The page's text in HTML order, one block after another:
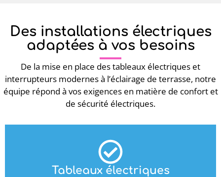
Des installations électriques
adaptées à vos besoins
De la mise en place des tableaux électriques et
interrupteurs modernes à l’éclairage de terrasse, notre
équipe répond à vos exigences en matière de confort et
de sécurité électriques.
Tableaux électriques